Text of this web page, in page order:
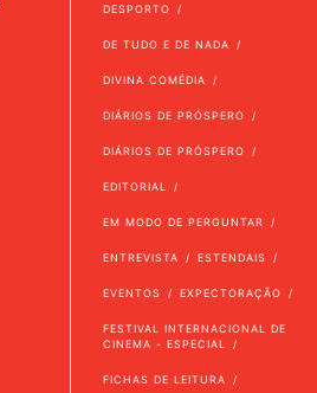
DESPORTO
DE TUDO E DE NADA
DIVINA COMÉDIA
DIÁRIOS DE PRÓSPERO
DIÁRIOS DE PRÓSPERO
EDITORIAL
EM MODO DE PERGUNTAR
ENTREVISTA ESTENDAIS
EVENTOS EXPECTORAÇÃO
FESTIVAL INTERNACIONAL DE
CINEMA - ESPECIAL
FICHAS DE LEITURA